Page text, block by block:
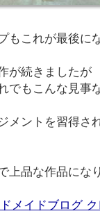
もこれが最後に
が続きました
でもこんな見事
メントを習得
上品な作品にな